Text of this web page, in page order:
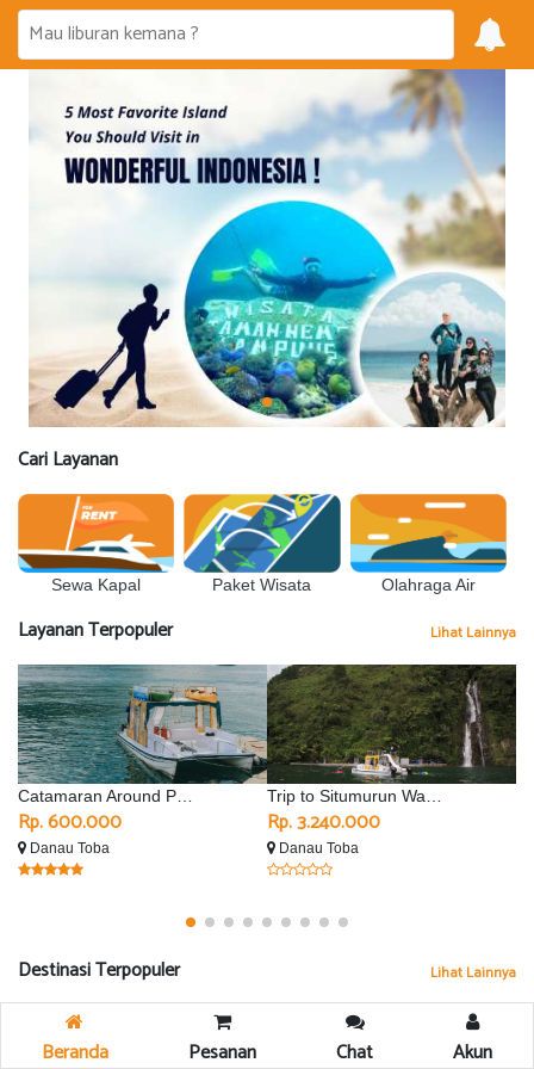
Cari Layanan
Sewa Kapal Paket Wisata Olahraga Air
Layanan Terpopuler Lihat Lainnya
Rp. 600.000
Danau Toba
Rp. 3.240.000
Danau Toba
Destinasi Terpopuler Lihat Lainnya
Beranda Pesanan Chat Akun